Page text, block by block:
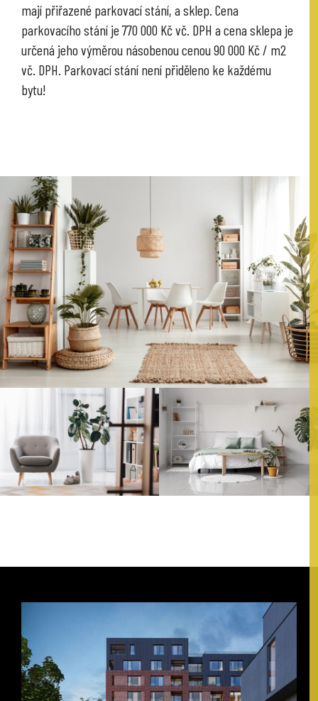
mají přiřazené parkovací stání, a sklep. Cena
parkovacího stání je 770 000 Kč vč. DPH a cena sklepa je
určená jeho výměrou násobenou cenou 90 000 Kč / m2
vč. DPH. Parkovací stání není přiděleno ke každému
bytu!